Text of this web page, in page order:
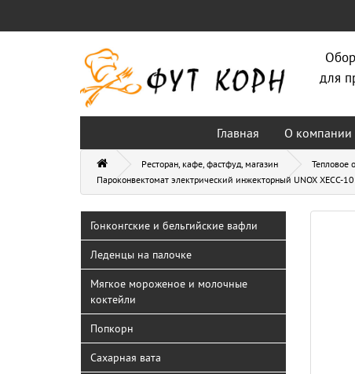
для
Главная О компании
Ресторан, кафе, фастфуд, магазин Тепловое
Пароконвектомат электрический инжекторный UNOX XECC-
Гонконгские и бельгийские вафли
Леденцы на палочке
Мягкое мороженое и молочные
коктейли
Попкорн
Сахарная вата